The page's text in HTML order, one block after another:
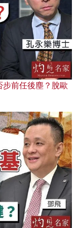
前任後塵？脫歐